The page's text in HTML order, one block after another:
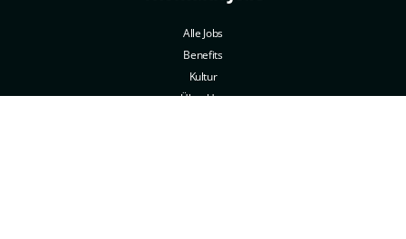
Alle Jobs
Benefits
Kultur
Über Uns